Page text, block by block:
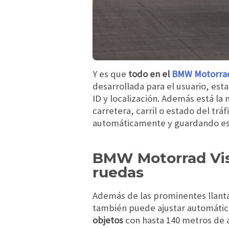
Y es que todo en el BMW
desarrollada para el usuario,
ID y localización. Además está
carretera, carril o estado del
automáticamente y guardando
BMW Motorrad
ruedas
Además de las prominentes
también puede ajustar
objetos con hasta 140 metros